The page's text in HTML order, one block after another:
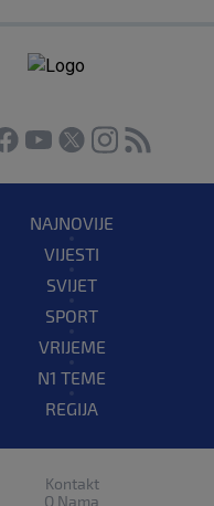
NAJNOVIJE
VIJESTI
SVIJET
SPORT
VRIJEME
N1 TEME
REGIJA
Kontakt
O Nama